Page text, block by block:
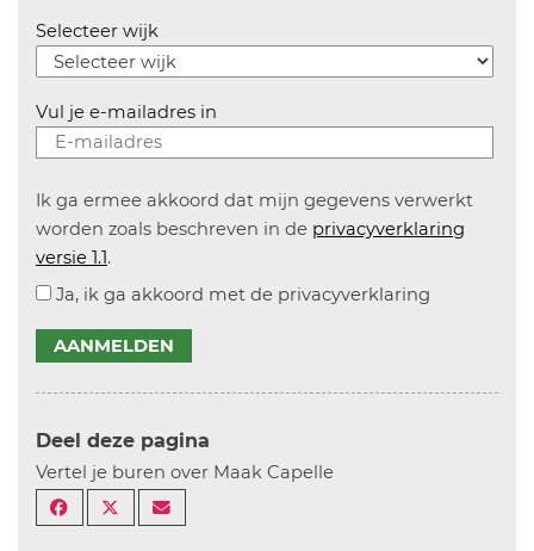
Selecteer wijk
Vul je e-mailadres in
Ik ga ermee akkoord dat mijn gegevens verwerkt
worden zoals beschreven in de privacyverklaring
versie 1.1.
Ja, ik ga akkoord met de privacyverklaring
AANMELDEN
Deel deze pagina
Vertel je buren over Maak Capelle